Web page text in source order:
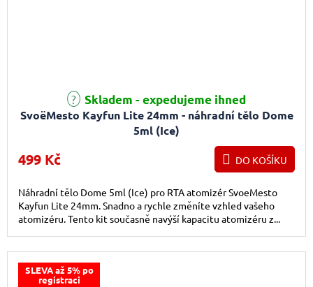
SvoëMesto Kayfun Lite 24mm - náhradní tělo Dome
5ml (Ice)
Skladem - expedujeme ihned
499 Kč DO KOŠÍKU
Náhradní tělo Dome 5ml (Ice) pro RTA atomizér SvoeMesto
Kayfun Lite 24mm. Snadno a rychle změníte vzhled vašeho
atomizéru. Tento kit současně navýší kapacitu atomizéru z...
SLEVA až 5% po
registraci